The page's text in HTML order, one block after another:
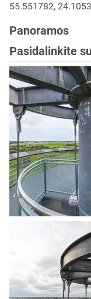
55.551782,
Panoramos
Pasidalinkite